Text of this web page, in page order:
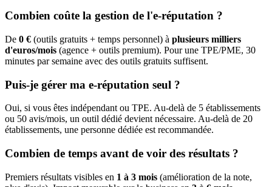
Combien coûte la gestion de l'e-réputation ?
De 0 € (outils gratuits + temps personnel) à plusieurs milliers
d'euros/mois (agence + outils premium). Pour une TPE/PME, 30
minutes par semaine avec des outils gratuits suffisent.
Puis-je gérer ma e-réputation seul ?
Oui, si vous êtes indépendant ou TPE. Au-delà de 5 établissements
ou 50 avis/mois, un outil dédié devient nécessaire. Au-delà de 20
établissements, une personne dédiée est recommandée.
Combien de temps avant de voir des résultats ?
Premiers résultats visibles en 1 à 3 mois (amélioration de la note,